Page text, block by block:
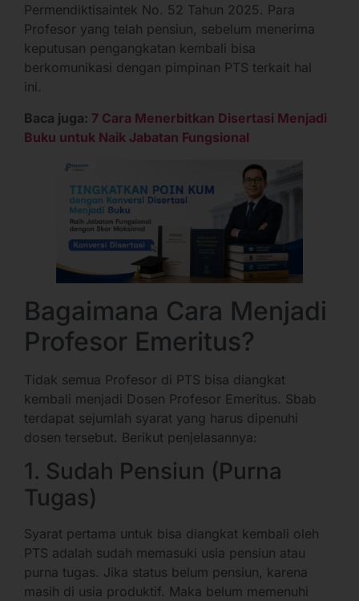
Permendiktisaintek No. 52 Tahun 2025. Para
Profesor yang telah pensiun, sebelum menerima
keputusan pengangkatan kembali bisa
berkomunikasi dengan pimpinan PTS terkait hal
ini.
Baca juga: 7 Cara Menerbitkan Disertasi Menjadi
Buku untuk Naik Jabatan Fungsional
Bagaimana Cara Menjadi
Profesor Emeritus?
Tidak semua Profesor di PTS bisa diangkat
kembali menjadi Dosen Profesor Emeritus. Sbab
terdapat sejumlah syarat yang harus dipenuhi
dosen tersebut. Berikut penjelasannya:
1. Sudah Pensiun (Purna
Tugas)
Syarat pertama untuk bisa diangkat kembali oleh
PTS adalah sudah memasuki usia pensiun atau
purna tugas. Jika status belum pensiun, karena
masih di usia produktif. Maka belum memenuhi